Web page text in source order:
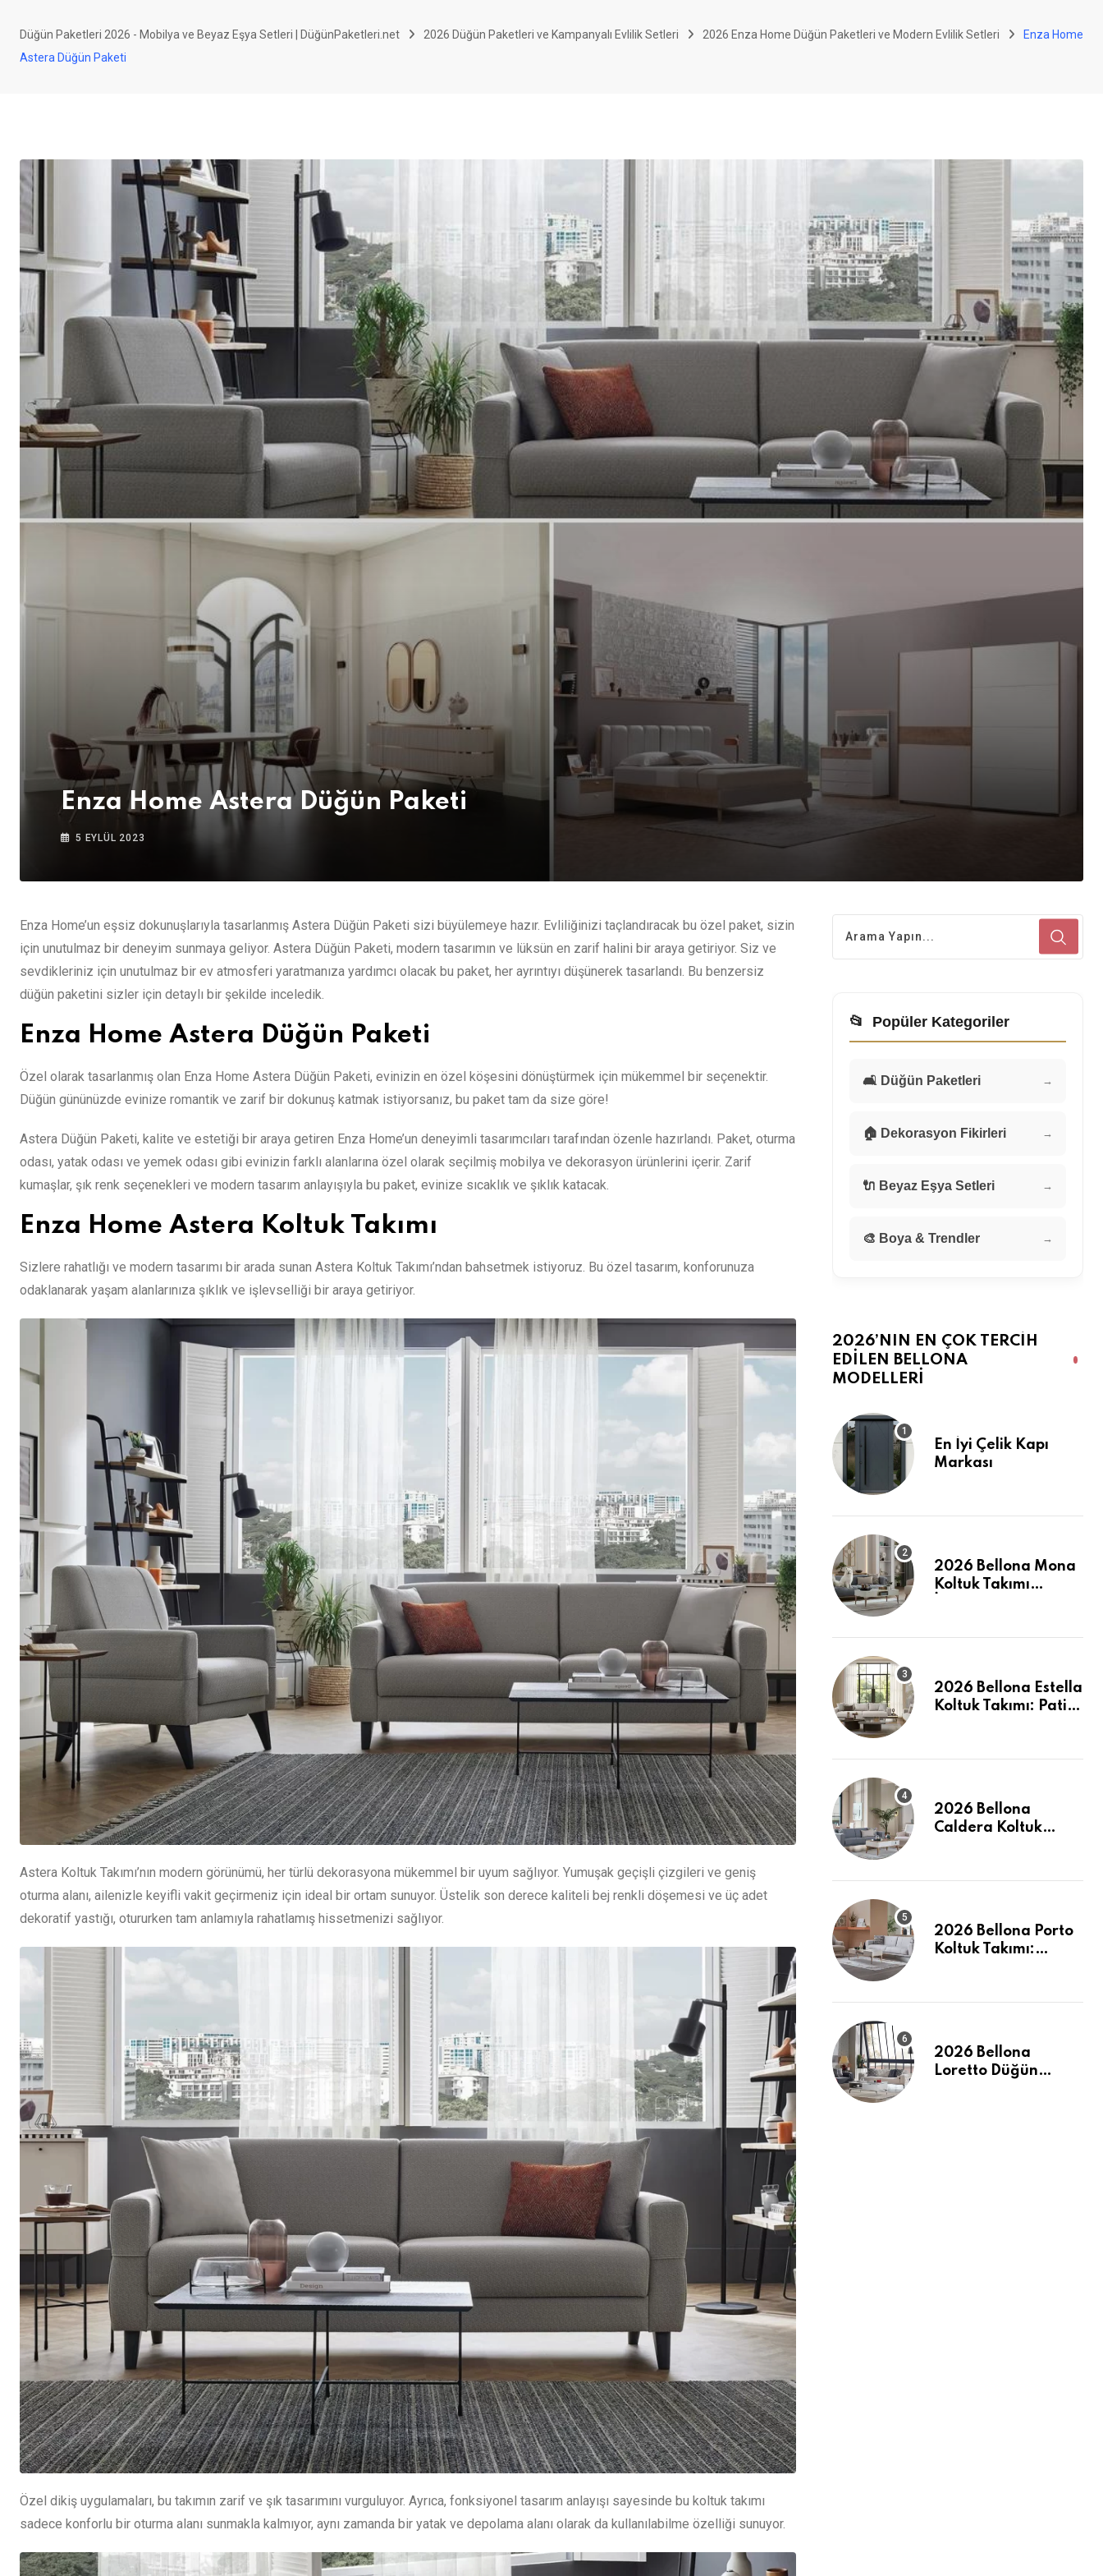
Düğün Paketleri 2026 - Mobilya ve Beyaz Eşya Setleri | DüğünPaketleri.net 2026 Düğün Paketleri ve Kampanyalı Evlilik Setleri 2026 Enza Home Düğün Paketleri ve Modern Evlilik Setleri
Enza Home
Astera Düğün Paketi
Enza Home Astera Düğün Paketi
5 EYLÜL 2023
Enza Home’un eşsiz dokunuşlarıyla tasarlanmış Astera Düğün Paketi sizi büyülemeye hazır. Evliliğinizi taçlandıracak bu özel paket, sizin
için unutulmaz bir deneyim sunmaya geliyor. Astera Düğün Paketi, modern tasarımın ve lüksün en zarif halini bir araya getiriyor. Siz ve
sevdikleriniz için unutulmaz bir ev atmosferi yaratmanıza yardımcı olacak bu paket, her ayrıntıyı düşünerek tasarlandı. Bu benzersiz
düğün paketini sizler için detaylı bir şekilde inceledik.
Enza Home Astera Düğün Paketi
Özel olarak tasarlanmış olan Enza Home Astera Düğün Paketi, evinizin en özel köşesini dönüştürmek için mükemmel bir seçenektir.
Düğün gününüzde evinize romantik ve zarif bir dokunuş katmak istiyorsanız, bu paket tam da size göre!
Astera Düğün Paketi, kalite ve estetiği bir araya getiren Enza Home’un deneyimli tasarımcıları tarafından özenle hazırlandı. Paket, oturma
odası, yatak odası ve yemek odası gibi evinizin farklı alanlarına özel olarak seçilmiş mobilya ve dekorasyon ürünlerini içerir. Zarif
kumaşlar, şık renk seçenekleri ve modern tasarım anlayışıyla bu paket, evinize sıcaklık ve şıklık katacak.
Enza Home Astera Koltuk Takımı
Sizlere rahatlığı ve modern tasarımı bir arada sunan Astera Koltuk Takımı’ndan bahsetmek istiyoruz. Bu özel tasarım, konforunuza
odaklanarak yaşam alanlarınıza şıklık ve işlevselliği bir araya getiriyor.
Astera Koltuk Takımı’nın modern görünümü, her türlü dekorasyona mükemmel bir uyum sağlıyor. Yumuşak geçişli çizgileri ve geniş
oturma alanı, ailenizle keyifli vakit geçirmeniz için ideal bir ortam sunuyor. Üstelik son derece kaliteli bej renkli döşemesi ve üç adet
dekoratif yastığı, otururken tam anlamıyla rahatlamış hissetmenizi sağlıyor.
Özel dikiş uygulamaları, bu takımın zarif ve şık tasarımını vurguluyor. Ayrıca, fonksiyonel tasarım anlayışı sayesinde bu koltuk takımı
sadece konforlu bir oturma alanı sunmakla kalmıyor, aynı zamanda bir yatak ve depolama alanı olarak da kullanılabilme özelliği sunuyor.
📂 Popüler Kategoriler
🛋️ Düğün Paketleri →
🏠 Dekorasyon Fikirleri →
🔌 Beyaz Eşya Setleri →
🎨 Boya & Trendler →
2026’NIN EN ÇOK TERCIH
EDILEN BELLONA
MODELLERI
En İyi Çelik Kapı
Markası
2026 Bellona Mona
Koltuk Takımı
2026 Bellona Estella
Koltuk Takımı: Pati
2026 Bellona
Caldera Koltuk
Tanımı
2026 Bellona Porto
Koltuk Takımı:
2026 Bellona
Loretto Düğün